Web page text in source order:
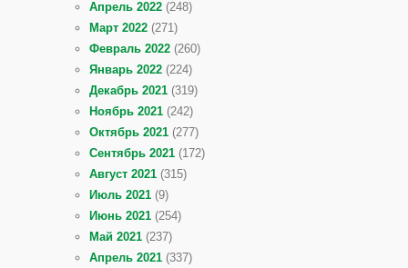
Апрель 2022 (248)
Март 2022 (271)
Февраль 2022 (260)
Январь 2022 (224)
Декабрь 2021 (319)
Ноябрь 2021 (242)
Октябрь 2021 (277)
Сентябрь 2021 (172)
Август 2021 (315)
Июль 2021 (9)
Июнь 2021 (254)
Май 2021 (237)
Апрель 2021 (337)